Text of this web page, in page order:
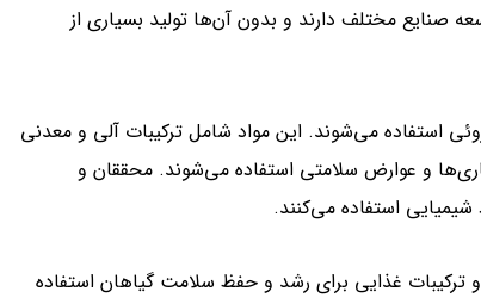
مختلف دارند و بدون آن‌ها تولید بسیاری از
استفاده می‌شوند. این مواد شامل ترکیبات آلی و معدنی
و عوارض سلامتی استفاده می‌شوند. محققان و
استفاده می‌کنند.
ترکیبات غذایی برای رشد و حفظ سلامت گیاهان استفاده